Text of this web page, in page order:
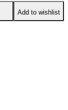
Add to wishlist